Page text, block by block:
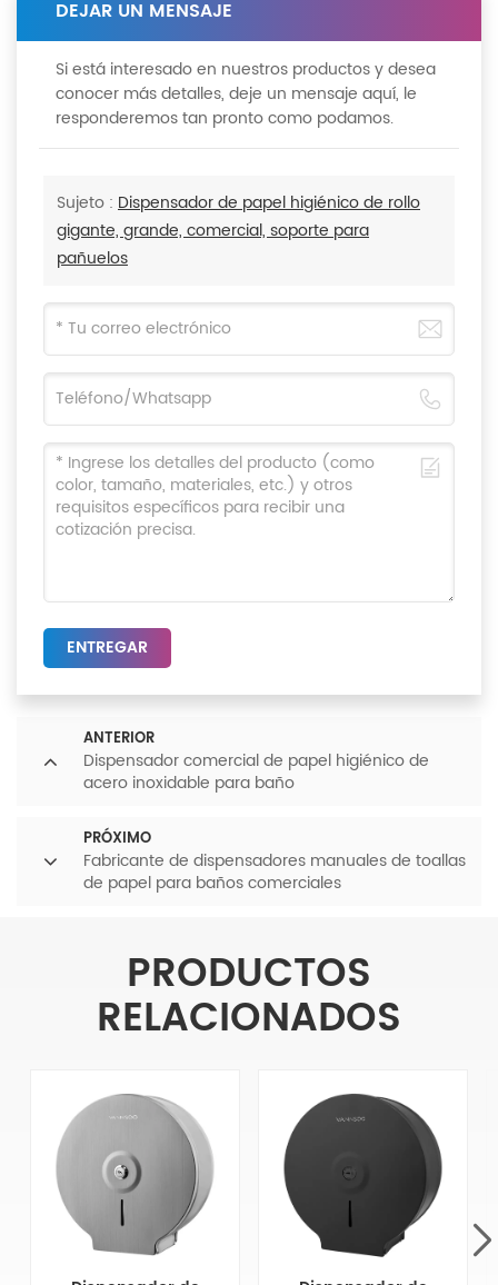
DEJAR UN MENSAJE
Si está interesado en nuestros productos y desea
conocer más detalles, deje un mensaje aquí, le
responderemos tan pronto como podamos.
Sujeto : Dispensador de papel higiénico de rollo
gigante, grande, comercial, soporte para
pañuelos
ENTREGAR
ANTERIOR
Dispensador comercial de papel higiénico de
acero inoxidable para baño
PRÓXIMO
Fabricante de dispensadores manuales de toallas
de papel para baños comerciales
PRODUCTOS
RELACIONADOS